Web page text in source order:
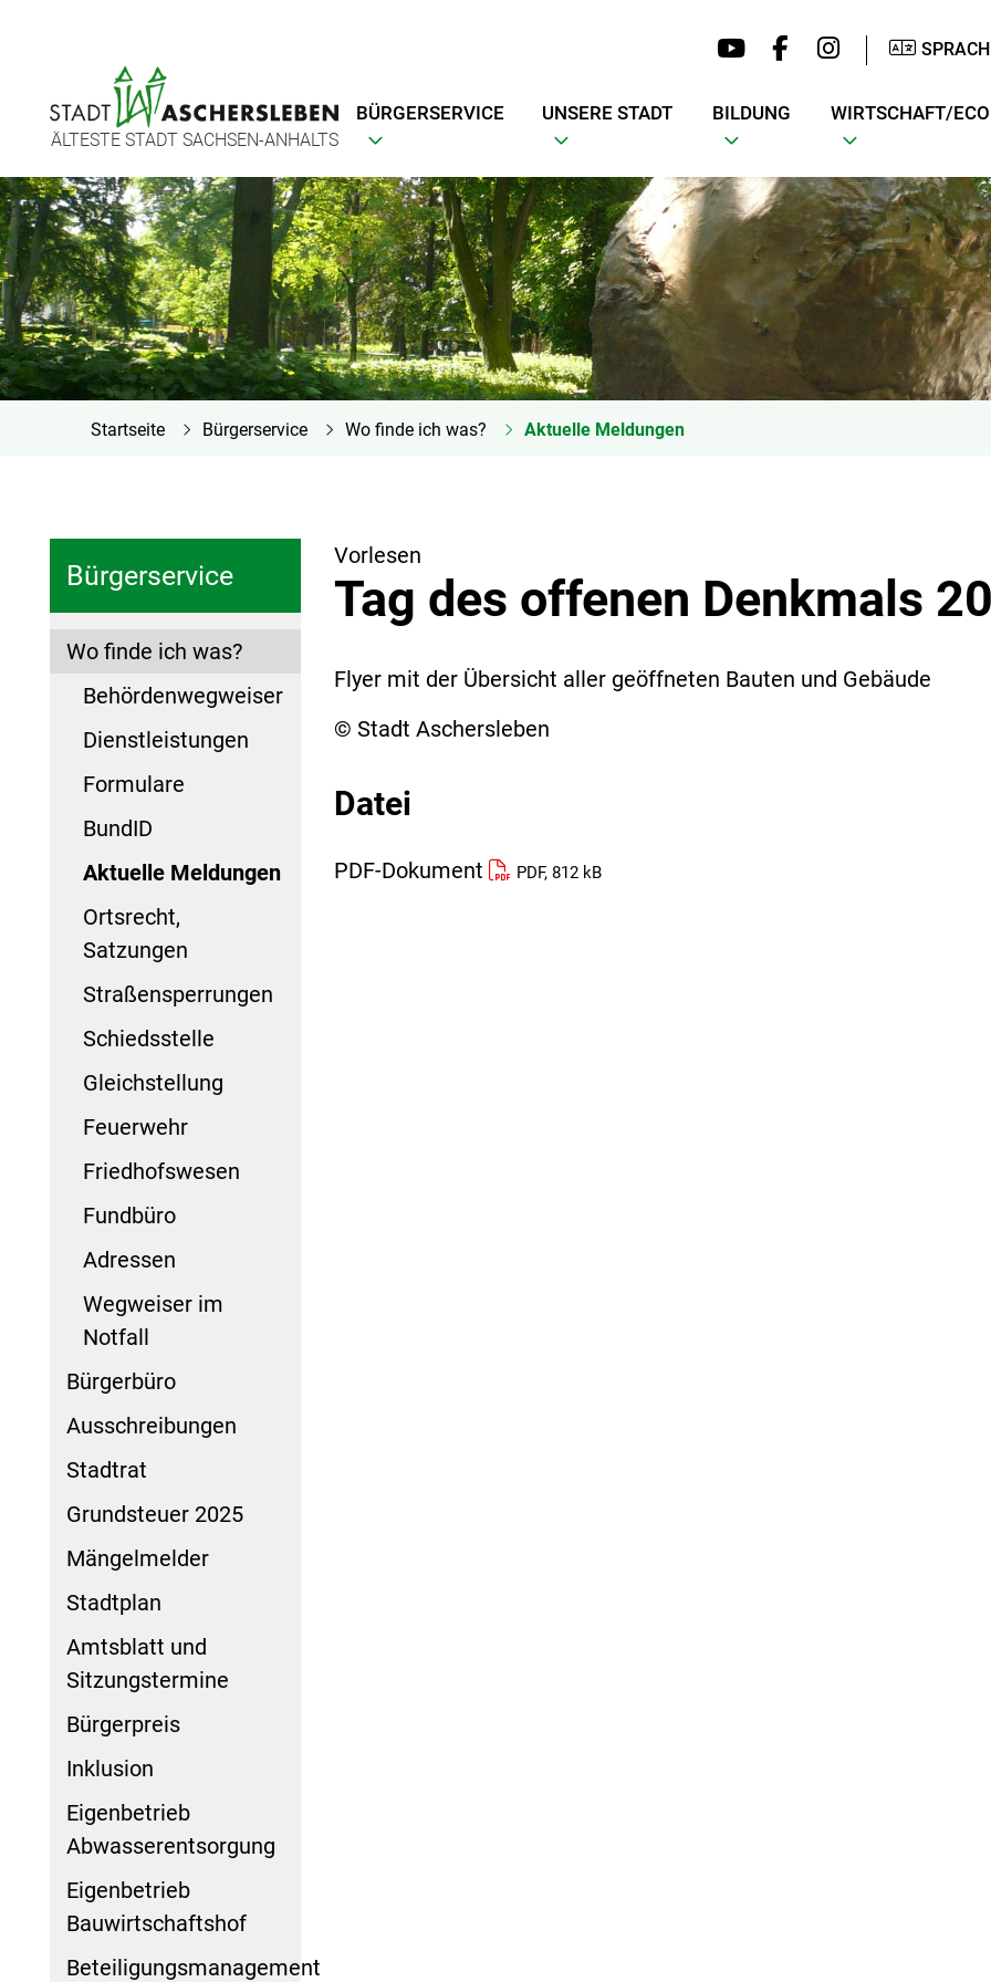
ÄLTESTE STADT SACHSEN-ANHALTS
BÜRGERSERVICE UNSERE STADT BILDUNG WIRTSCHAFT/
Startseite Bürgerservice Wo finde ich was? Aktuelle Meldungen
Bürgerservice
Wo finde ich was?
Behördenwegweiser
Dienstleistungen
Formulare
BundID
Aktuelle Meldungen
Ortsrecht,
Satzungen
Straßensperrungen
Schiedsstelle
Gleichstellung
Feuerwehr
Friedhofswesen
Fundbüro
Adressen
Wegweiser im
Notfall
Bürgerbüro
Ausschreibungen
Stadtrat
Grundsteuer 2025
Mängelmelder
Stadtplan
Amtsblatt und
Sitzungstermine
Bürgerpreis
Inklusion
Eigenbetrieb
Abwasserentsorgung
Eigenbetrieb
Bauwirtschaftshof
Beteiligungsmanagement
Vorlesen
Tag des offenen Denkmals
Flyer mit der Übersicht aller geöffneten Bauten und Gebäude
© Stadt Aschersleben
Datei
PDF-Dokument PDF, 812 kB